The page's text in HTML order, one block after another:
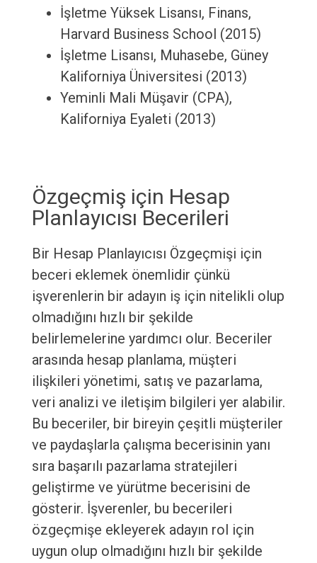
İşletme Yüksek Lisansı, Finans,
Harvard Business School (2015)
İşletme Lisansı, Muhasebe, Güney
Kaliforniya Üniversitesi (2013)
Yeminli Mali Müşavir (CPA),
Kaliforniya Eyaleti (2013)
Özgeçmiş için Hesap
Planlayıcısı Becerileri
Bir Hesap Planlayıcısı Özgeçmişi için
beceri eklemek önemlidir çünkü
işverenlerin bir adayın iş için nitelikli olup
olmadığını hızlı bir şekilde
belirlemelerine yardımcı olur. Beceriler
arasında hesap planlama, müşteri
ilişkileri yönetimi, satış ve pazarlama,
veri analizi ve iletişim bilgileri yer alabilir.
Bu beceriler, bir bireyin çeşitli müşteriler
ve paydaşlarla çalışma becerisinin yanı
sıra başarılı pazarlama stratejileri
geliştirme ve yürütme becerisini de
gösterir. İşverenler, bu becerileri
özgeçmişe ekleyerek adayın rol için
uygun olup olmadığını hızlı bir şekilde